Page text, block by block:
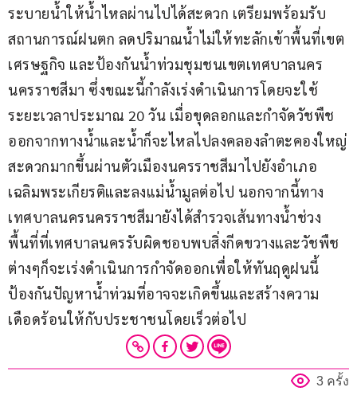
ระบายน้ำให้น้ำไหลผ่านไปได้สะดวก เตรียมพร้อมรับ
สถานการณ์ฝนตก ลดปริมาณน้ำไม่ให้ทะลักเข้าพื้นที่เขต
เศรษฐกิจ และป้องกันน้ำท่วมชุมชนเขตเทศบาลนคร
นครราชสีมา ซึ่งขณะนี้กำลังเร่งดำเนินการโดยจะใช้
ระยะเวลาประมาณ 20 วัน เมื่อขุดลอกและกำจัดวัชพืช
ออกจากทางน้ำและน้ำก็จะไหลไปลงคลองลำตะคองใหญ่
สะดวกมากขึ้นผ่านตัวเมืองนครราชสีมาไปยังอำเภอ
เฉลิมพระเกียรติและลงแม่น้ำมูลต่อไป นอกจากนี้ทาง
เทศบาลนครนครราชสีมายังได้สำรวจเส้นทางน้ำช่วง
พื้นที่ที่เทศบาลนครรับผิดชอบพบสิ่งกีดขวางและวัชพืช
ต่างๆก็จะเร่งดำเนินการกำจัดออกเพื่อให้ทันฤดูฝนนี้
ป้องกันปัญหาน้ำท่วมที่อาจจะเกิดขึ้นและสร้างความ
เดือดร้อนให้กับประชาชนโดยเร็วต่อไป
3 ครั้ง